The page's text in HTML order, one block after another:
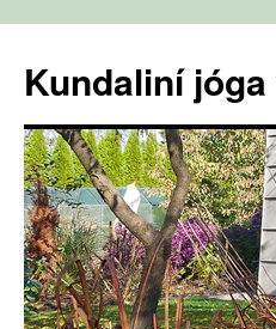
obsahu
webu
Kundaliní